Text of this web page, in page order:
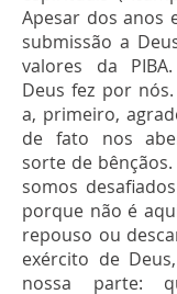
Apesar dos anos
submissão a
valores da
Deus fez por
a, primeiro,
de fato nos
sorte de bênçãos.
somos
porque não é
repouso ou
exército de
nossa parte: